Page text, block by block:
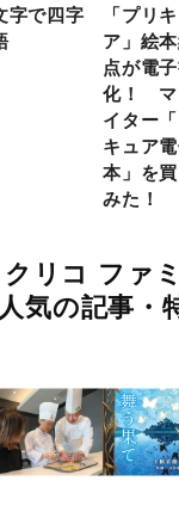
字で四字
「プリ
ア」絵
点が電
化！ マ
イター
キュア
本」を
みた！
クリコ ファ
人気の記事・